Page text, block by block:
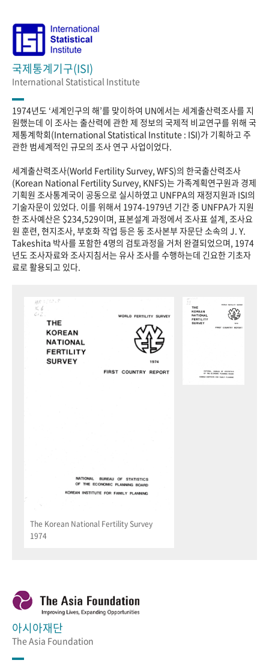
국제통계기구(ISI)
International Statistical Institute
1974년도 ‘세계인구의 해’를 맞이하여 UN에서는 세계출산력조사를 지
원했는데 이 조사는 출산력에 관한 제 정보의 국제적 비교연구를 위해 국
제통계학회(International Statistical Institute : ISI)가 기획하고 주
관한 범세계적인 규모의 조사 연구 사업이었다.
세계출산력조사(World Fertility Survey, WFS)의 한국출산력조사
(Korean National Fertility Survey, KNFS)는 가족계획연구원과 경제
기획원 조사통계국이 공동으로 실시하였고 UNFPA의 재정지원과 ISI의
기술자문이 있었다. 이를 위해서 1974-1979년 기간 중 UNFPA가 지원
한 조사예산은 $234,529이며, 표본설계 과정에서 조사표 설계, 조사요
원 훈련, 현지조사, 부호화 작업 등은 동 조사본부 자문단 소속의 J. Y.
Takeshita 박사를 포함한 4명의 검토과정을 거처 완결되었으며, 1974
년도 조사자료와 조사지침서는 유사 조사를 수행하는데 긴요한 기초자
료로 활용되고 있다.
The Korean National Fertility Survey
1974
아시아재단
The Asia Foundation